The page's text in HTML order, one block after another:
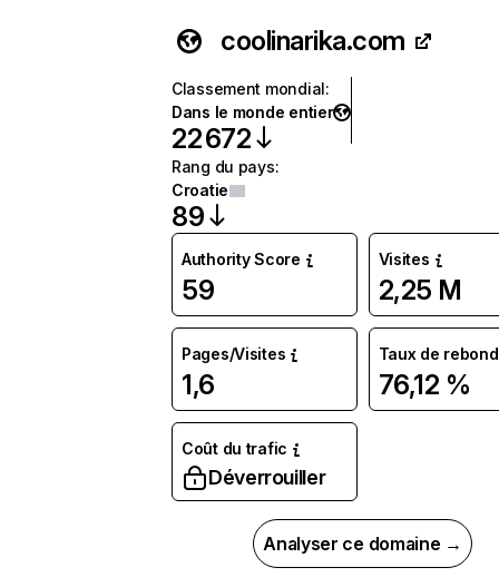
coolinarika.com
Classement mondial:
Dans le monde entier
22 672
Rang du pays:
Croatie
89
Authority Score
59
Visites
2,25 M
Pages/Visites
1,6
Taux de rebond
76,12 %
Coût du trafic
Déverrouiller
Analyser ce domaine →